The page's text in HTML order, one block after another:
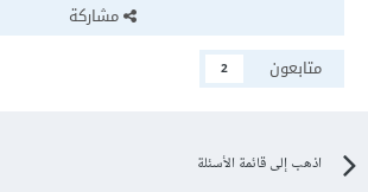
مشاركة
متابعون
2
اذهب إلى قائمة الأسئلة